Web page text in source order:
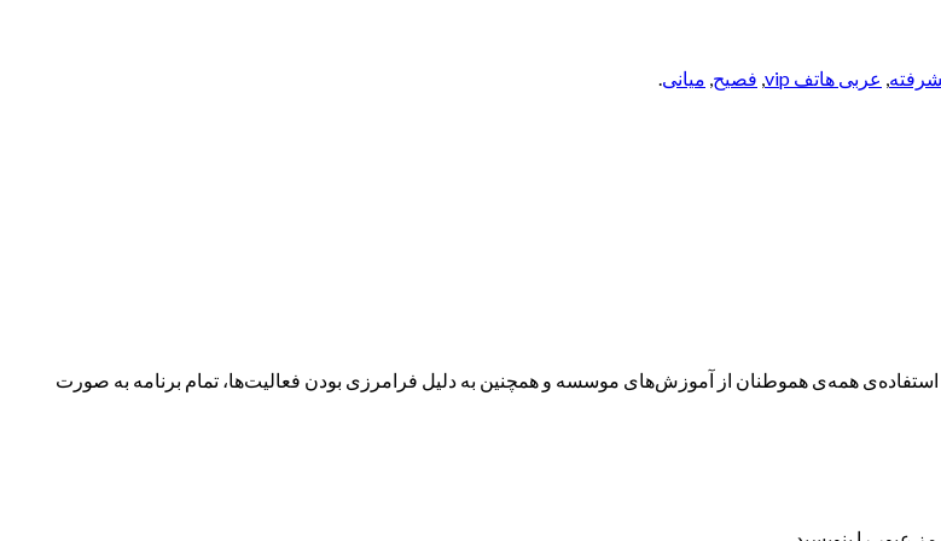
, عربی هاتف vip , فصیح, میانی.
همه‌ی هموطنان از آموزش‌های موسسه و همچنین به دلیل فرامرزی بودن فعالیت‌ها، تمام برنامه به صورت